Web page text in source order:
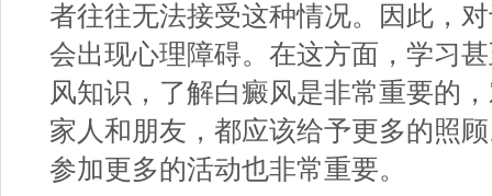
者往往无法接受这种情况。因此，
会出现心理障碍。在这方面，学习
风知识，了解白癜风是非常重要的
家人和朋友，都应该给予更多的照
参加更多的活动也非常重要。